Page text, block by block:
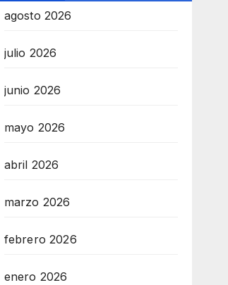
agosto 2026
julio 2026
junio 2026
mayo 2026
abril 2026
marzo 2026
febrero 2026
enero 2026